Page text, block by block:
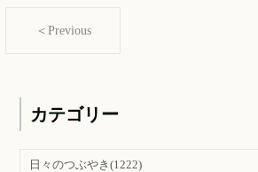
＜Previous
カテゴリー
日々のつぶやき(1222)